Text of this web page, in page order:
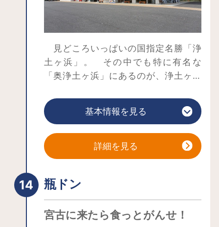
「浄土ヶ浜マリンハウス」から「青の
洞窟」と呼ばれる「八戸穴」まで小型
船で行くツアーがあり、岩間をくぐっ
て、美しい海の色を見に行くことがで
きます。より綺麗な色が見られる朝の
時間帯がおすすめ。
治も訪れています。浄土のような絶景
をぜひご覧ください。
見どころいっぱいの国指定名勝「浄
土ヶ浜」。 その中でも特に有名な
「奥浄土ヶ浜」にあるのが、浄土ヶ浜
古市や浄土ヶ浜のお土産売り場やレス
トラン「浜処うみねこ亭」、休憩所、
にはぜひ立ち寄りたいスポットです。
基本情報を見る
詳細を見る
瓶ドン
宮古に来たら食っとがんせ！